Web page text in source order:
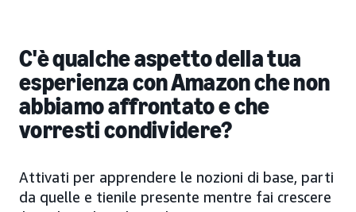
C'è qualche aspetto della tua
esperienza con Amazon che non
abbiamo affrontato e che
vorresti condividere?
Attivati per apprendere le nozioni di base, parti
da quelle e tienile presente mentre fai crescere